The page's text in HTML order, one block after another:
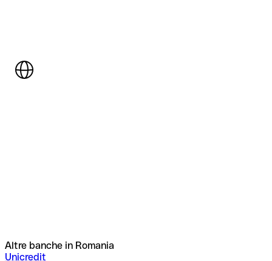
Altre banche in Romania
Unicredit